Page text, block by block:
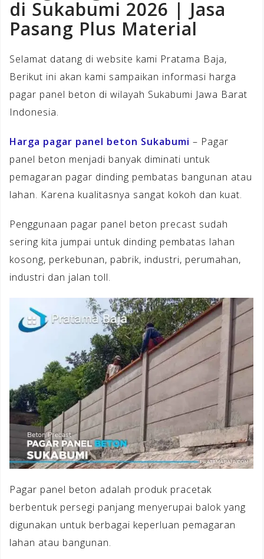
di Sukabumi 2026 | Jasa
Pasang Plus Material
Selamat datang di website kami Pratama Baja,
Berikut ini akan kami sampaikan informasi harga
pagar panel beton di wilayah Sukabumi Jawa Barat
Indonesia.
Harga pagar panel beton Sukabumi – Pagar
panel beton menjadi banyak diminati untuk
pemagaran pagar dinding pembatas bangunan atau
lahan. Karena kualitasnya sangat kokoh dan kuat.
Penggunaan pagar panel beton precast sudah
sering kita jumpai untuk dinding pembatas lahan
kosong, perkebunan, pabrik, industri, perumahan,
industri dan jalan toll.
Pagar panel beton adalah produk pracetak
berbentuk persegi panjang menyerupai balok yang
digunakan untuk berbagai keperluan pemagaran
lahan atau bangunan.